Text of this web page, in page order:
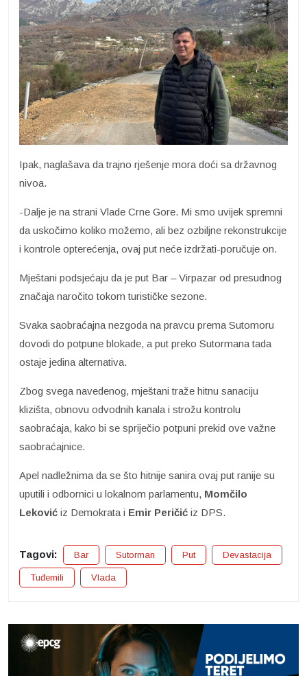
Ipak, naglašava da trajno rješenje mora doći sa državnog
nivoa.
-Dalje je na strani Vlade Crne Gore. Mi smo uvijek spremni
da uskočimo koliko možemo, ali bez ozbiljne rekonstrukcije
i kontrole opterećenja, ovaj put neće izdržati-poručuje on.
Mještani podsjećaju da je put Bar – Virpazar od presudnog
značaja naročito tokom turističke sezone.
Svaka saobraćajna nezgoda na pravcu prema Sutomoru
dovodi do potpune blokade, a put preko Sutormana tada
ostaje jedina alternativa.
Zbog svega navedenog, mještani traže hitnu sanaciju
klizišta, obnovu odvodnih kanala i strožu kontrolu
saobraćaja, kako bi se spriječio potpuni prekid ove važne
saobraćajnice.
Apel nadležnima da se što hitnije sanira ovaj put ranije su
uputili i odbornici u lokalnom parlamentu, Momčilo
Leković iz Demokrata i Emir Peričić iz DPS.
Tagovi: Bar Sutorman Put Devastacija
Tuđemili Vlada